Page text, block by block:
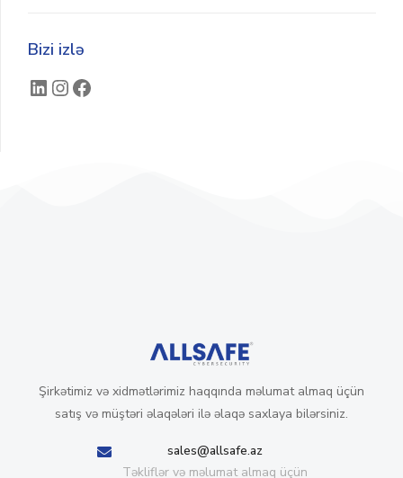
Bizi izlə
Şirkətimiz və xidmətlərimiz haqqında məlumat almaq üçün
satış və müştəri əlaqələri ilə əlaqə saxlaya bilərsiniz.
sales@allsafe.az
Təkliflər və məlumat almaq üçün